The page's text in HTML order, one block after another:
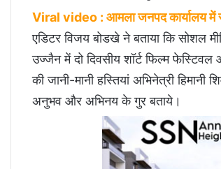
Viral video : आमला जनपद कार्यालय में
एडिटर विजय बोडखे ने बताया कि सोशल
उज्जैन में दो दिवसीय शॉर्ट फिल्म
की जानी-मानी हस्तियां अभिनेत्री
अनुभव और अभिनय के गुर बताये।